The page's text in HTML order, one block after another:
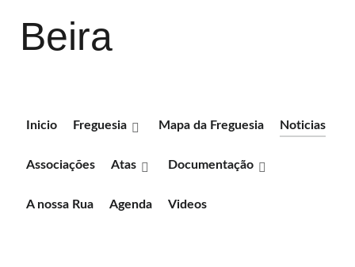
Beira
Inicio Freguesia Mapa da Freguesia Noticias
Associações Atas Documentação
A nossa Rua Agenda Videos